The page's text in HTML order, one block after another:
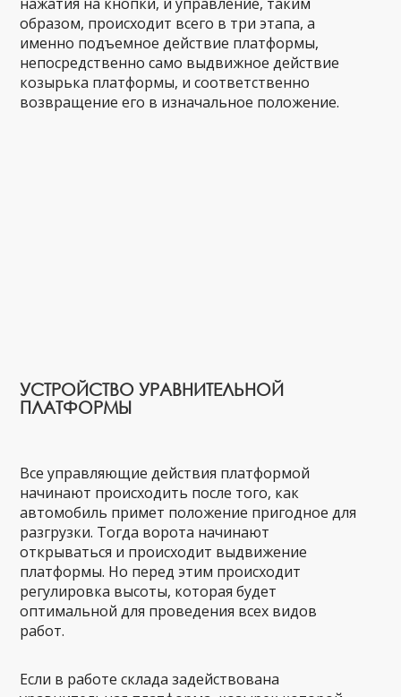
образом, происходит всего в три этапа, а
именно подъемное действие платформы,
непосредственно само выдвижное действие
козырька платформы, и соответственно
возвращение его в изначальное положение.
УСТРОЙСТВО УРАВНИТЕЛЬНОЙ
ПЛАТФОРМЫ
Все управляющие действия платформой
начинают происходить после того, как
автомобиль примет положение пригодное для
разгрузки. Тогда ворота начинают
открываться и происходит выдвижение
платформы. Но перед этим происходит
регулировка высоты, которая будет
оптимальной для проведения всех видов
работ.
Если в работе склада задействована